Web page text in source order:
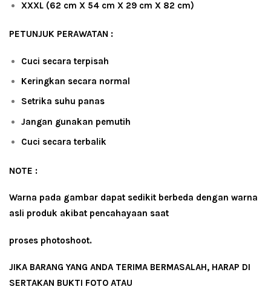
XXXL (62 cm X 54 cm X 29 cm X 82 cm)
PETUNJUK PERAWATAN :
Cuci secara terpisah
Keringkan secara normal
Setrika suhu panas
Jangan gunakan pemutih
Cuci secara terbalik
NOTE :
Warna pada gambar dapat sedikit berbeda dengan warna
asli produk akibat pencahayaan saat
proses photoshoot.
JIKA BARANG YANG ANDA TERIMA BERMASALAH, HARAP DI
SERTAKAN BUKTI FOTO ATAU